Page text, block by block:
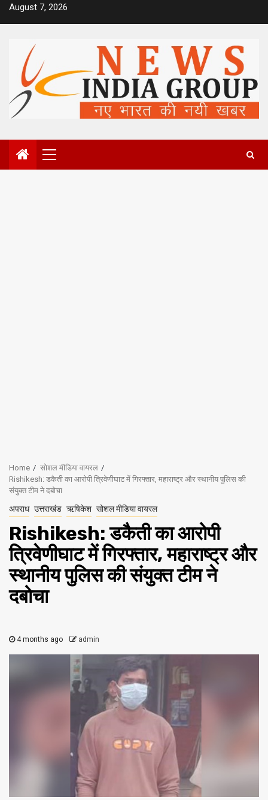
SkipAugust 7, 2026
Primary
Menu
Home
सोशल मीडिया वायरल
Rishikesh: डकैती का आरोपी त्रिवेणीघाट में गिरफ्तार, महाराष्ट्र और स्थानीय पुलिस की
संयुक्त टीम ने दबोचा
अपराध उत्तराखंड ऋषिकेश सोशल मीडिया वायरल
Rishikesh: डकैती का आरोपी
त्रिवेणीघाट में गिरफ्तार, महाराष्ट्र और
स्थानीय पुलिस की संयुक्त टीम ने
दबोचा
4 months ago admin